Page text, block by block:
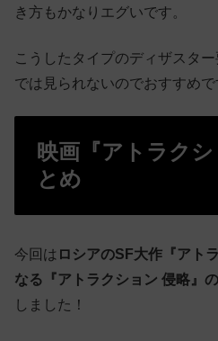
き方もかなりエグいです。
こうしたタイプのディザスタ
では見られないのでおすすめで
映画『アトラク
とめ
今回は ロシアのSF大作『アト
なる『アトラクション 侵略』
しました！